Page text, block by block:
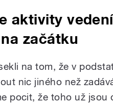
aktivity
začátku
na tom, že v
nic jiného než
pocit, že toho už jsou